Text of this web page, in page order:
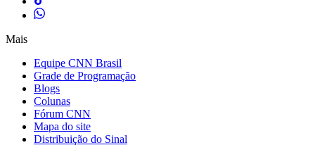
Mais
Equipe CNN Brasil
Grade de Programação
Blogs
Colunas
Fórum CNN
Mapa do site
Distribuição do Sinal